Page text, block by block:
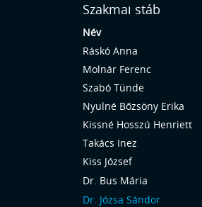
Szakmai stáb
Név
Ráskó Anna
Molnár Ferenc
Szabó Tünde
Nyulné Bőzsöny Erika
Kissné Hosszú Henriett
Takács Inez
Kiss József
Dr. Bus Mária
Dr. Józsa Sándor